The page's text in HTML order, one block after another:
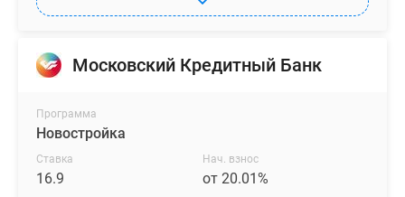
Московский Кредитный Банк
Программа
Новостройка
Ставка
16.9
Нач. взнос
от 20.01%